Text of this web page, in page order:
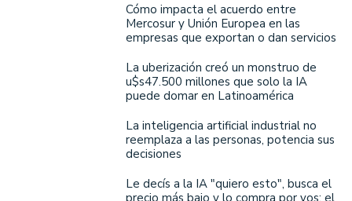
Cómo impacta el acuerdo entre
Mercosur y Unión Europea en las
empresas que exportan o dan servicios
La uberización creó un monstruo de
u$s47.500 millones que solo la IA
puede domar en Latinoamérica
La inteligencia artificial industrial no
reemplaza a las personas, potencia sus
decisiones
Le decís a la IA "quiero esto", busca el
precio más bajo y lo compra por vos: el